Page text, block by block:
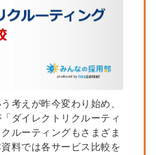
考えが昨今変わり始め、
ダイレクトリクルーティ
ルーティングもさまざま
料では各サービス比較を